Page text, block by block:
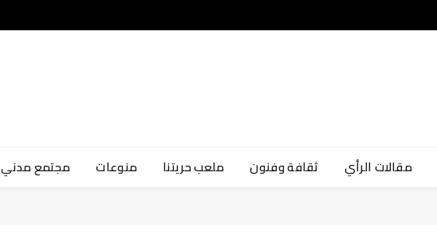
مقالات الرأي ثقافة وفنون ملعب حريتنا منوعات مجتمع مدني